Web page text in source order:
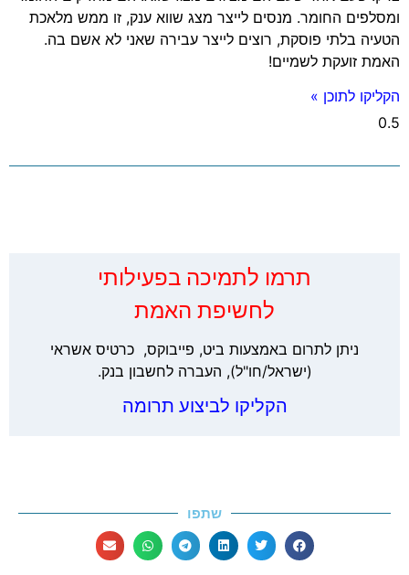
ומסלפים החומר. מנסים לייצר מצג שווא ענק, זו ממש מלאכת
הטעיה בלתי פוסקת, רוצים לייצר עבירה שאני לא אשם בה.
האמת זועקת לשמיים!
הקליקו לתוכן »
‏תרמו לתמיכה בפעילותי
לחשיפת האמת
ניתן לתרום באמצעות ביט, פייבוקס, כרטיס אשראי
(ישראל/חו"ל), העברה לחשבון בנק.
הקליקו לביצוע תרומה
שתפו